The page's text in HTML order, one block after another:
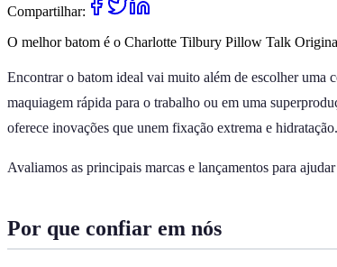
Compartilhar:
O melhor batom é o Charlotte Tilbury Pillow Talk
Encontrar o batom ideal vai muito além de escolher uma
maquiagem rápida para o trabalho ou em uma
oferece inovações que unem fixação extrema e hidratação.
Avaliamos as principais marcas e lançamentos para
Por que confiar em nós